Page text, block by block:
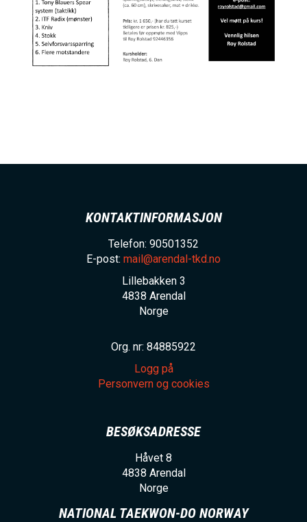
KONTAKTINFORMASJON
Telefon: 90501352
E-post: mail@arendal-tkd.no
Lillebakken 3
4838 Arendal
Norge
Org. nr: 84885922
Logg på
Personvern og cookies
BESØKSADRESSE
Håvet 8
4838 Arendal
Norge
NATIONAL TAEKWON-DO NORWAY